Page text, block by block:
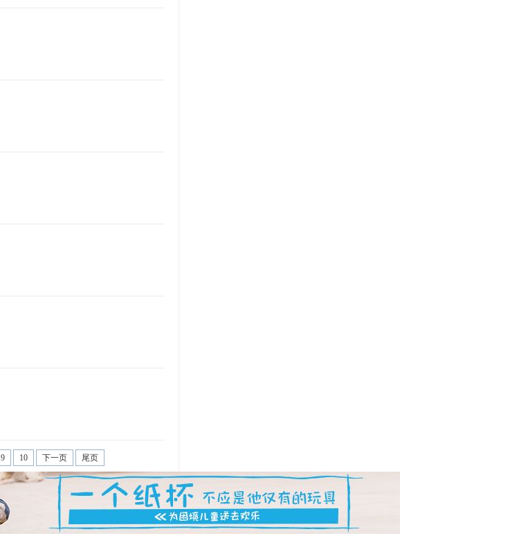
9 10 下一页 尾页